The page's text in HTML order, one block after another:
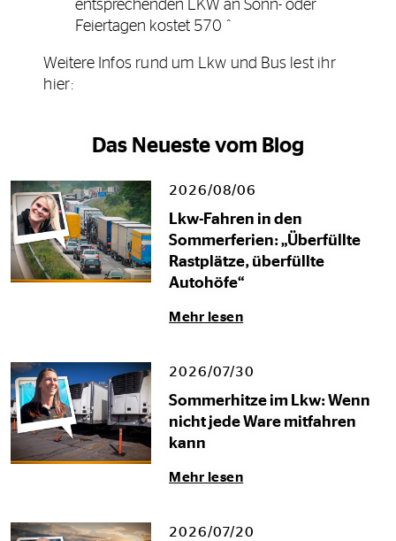
entsprechenden LKW an Sonn- oder
Feiertagen kostet 570 ˆ
Weitere Infos rund um Lkw und Bus lest ihr
hier:
Das Neueste vom Blog
2026/08/06
Lkw-Fahren in den
Sommerferien: „Überfüllte
Rastplätze, überfüllte
Autohöfe“
Mehr lesen
2026/07/30
Sommerhitze im Lkw: Wenn
nicht jede Ware mitfahren
kann
Mehr lesen
2026/07/20